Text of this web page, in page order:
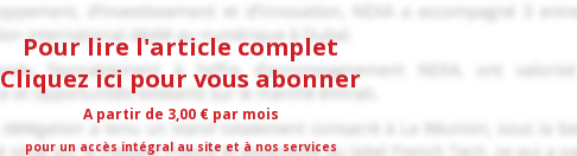
Pour lire l'article complet
Cliquez ici pour vous abonner
A partir de 3,00 € par mois
pour un accès intégral au site et à nos services